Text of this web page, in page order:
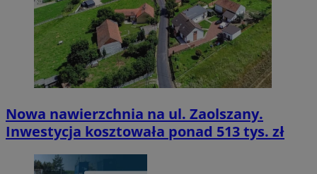
Nowa nawierzchnia na ul. Zaolszany.
Inwestycja kosztowała ponad 513 tys. zł